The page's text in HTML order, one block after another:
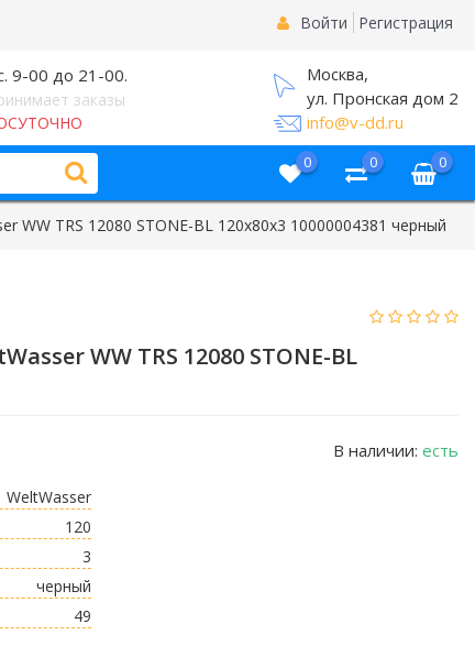
Войти Регистрация
9-00 до 21-00.
заказы
Москва,
ул. Пронская дом 2
info@v-dd.ru
0 0 0
WW TRS 12080 STONE-BL 120х80х3 10000004381 черный
WW TRS 12080 STONE-BL
В наличии: есть
WeltWasser
120
3
черный
49